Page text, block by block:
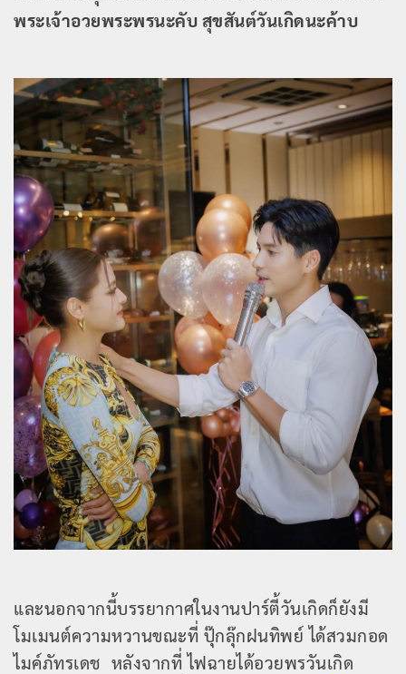
พระเจ้าอวยพระพรนะคับ สุขสันต์วันเกิดนะค้าบ
และนอกจากนี้บรรยากาศในงานปาร์ตี้วันเกิดก็ยังมี
โมเมนต์ความหวานขณะที่ ปุ๊กลุ๊กฝนทิพย์ ได้สวมกอด
ไมค์ภัทรเดช หลังจากที่ ไฟฉายได้อวยพรวันเกิด